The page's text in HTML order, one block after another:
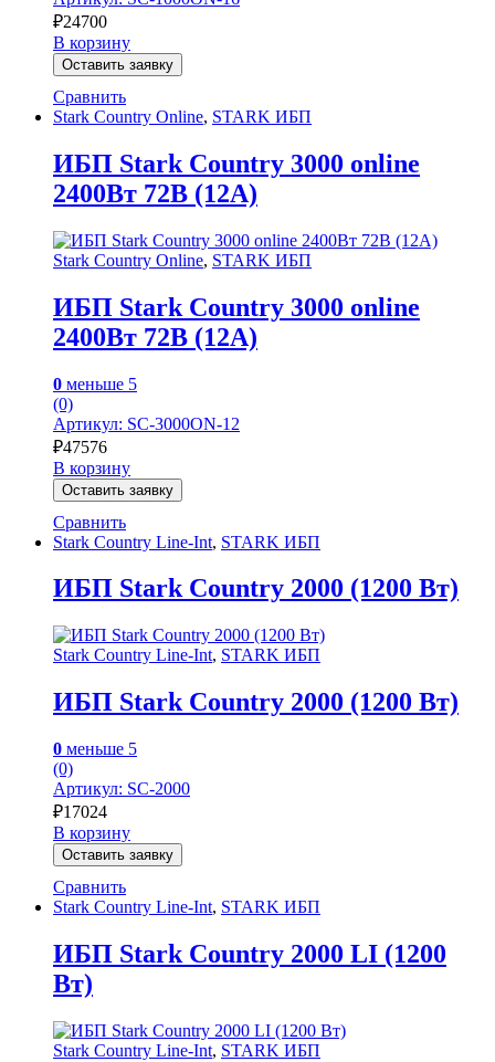
₽24700
В корзину
Оставить заявку
Сравнить
Stark Country Online, STARK ИБП
ИБП Stark Country 3000 online
2400Вт 72В (12А)
Stark Country Online, STARK ИБП
ИБП Stark Country 3000 online
2400Вт 72В (12А)
0 меньше 5
(0)
Артикул: SC-3000ON-12
₽47576
В корзину
Оставить заявку
Сравнить
Stark Country Line-Int, STARK ИБП
ИБП Stark Country 2000 (1200 Вт)
Stark Country Line-Int, STARK ИБП
ИБП Stark Country 2000 (1200 Вт)
0 меньше 5
(0)
Артикул: SС-2000
₽17024
В корзину
Оставить заявку
Сравнить
Stark Country Line-Int, STARK ИБП
ИБП Stark Country 2000 LI (1200
Вт)
Stark Country Line-Int, STARK ИБП